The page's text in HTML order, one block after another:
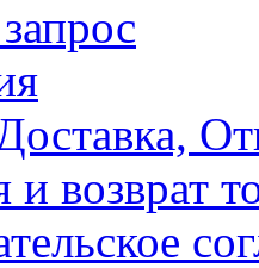
и возврат